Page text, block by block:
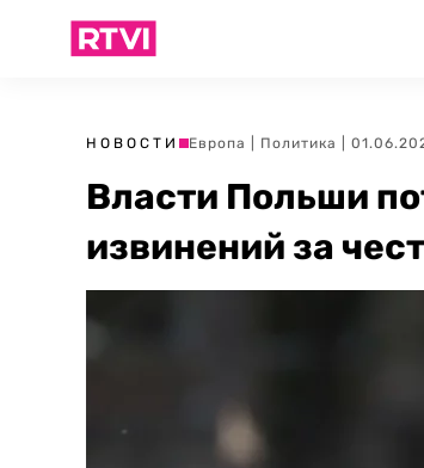
НОВОСТИ Европа Политика |
Власти Польши
извинений за